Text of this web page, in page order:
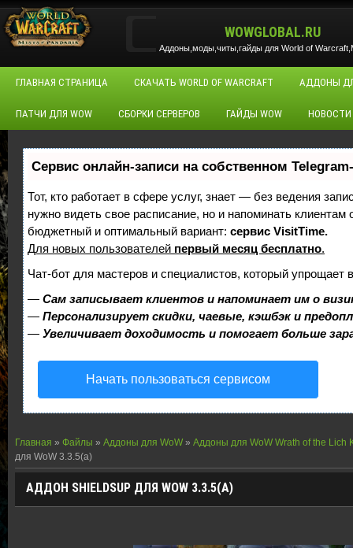
WOWGLOBAL.RU
Аддоны,моды,читы,гайды для World of
ГЛАВНАЯ СТРАНИЦА СКАЧАТЬ WORLD OF WARCRAFT АДДОНЫ
ПАТЧИ ДЛЯ WOW СБОРКИ СЕРВЕРОВ ГАЙДЫ WOW НОВОСТИ
Сервис онлайн-записи на собственном
Тот, кто работает в сфере услуг, знает — без ведения
нужно видеть свое расписание, но и напоминать
бюджетный и оптимальный вариант: сервис VisitTime.
Для новых пользователей первый месяц бесплатно.
Чат-бот для мастеров и специалистов, который упрощает
— Сам записывает клиентов и напоминает им о
— Персонализирует скидки, чаевые, кэшбэк и
— Увеличивает доходимость и помогает больше
Начать пользоваться сервисом
Главная » Файлы » Аддоны для WoW » Аддоны для WoW Wrath of the Lich
для WoW 3.3.5(а)
АДДОН SHIELDSUP ДЛЯ WOW 3.3.5(А)